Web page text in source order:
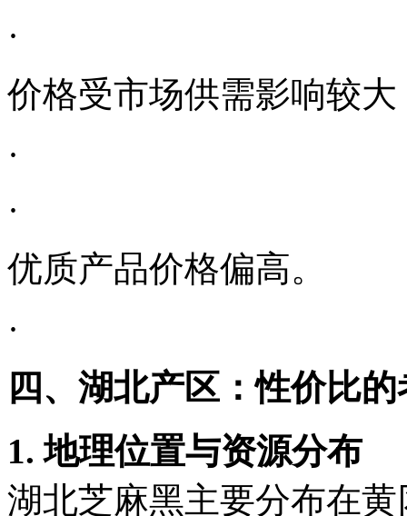
·
价格受市场供需影响较
·
·
优质产品价格偏高。
·
四、湖北产区：性价比的
1. 地理位置与资源分布
湖北芝麻黑主要分布在